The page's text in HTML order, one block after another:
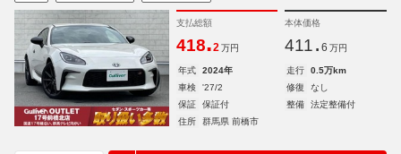
支払総額
418.2 万円
本体価格
411. 6 万円
年式 2024年 走行
0.5万km
車検
'27/2 修復
なし
保証
保証付 整備
法定整備付
住所
群馬県 前橋市